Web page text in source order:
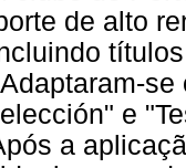
de alto
e
a